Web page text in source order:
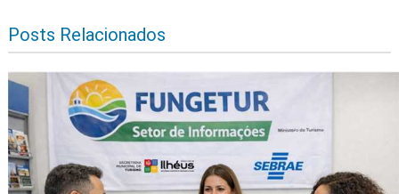
Posts Relacionados